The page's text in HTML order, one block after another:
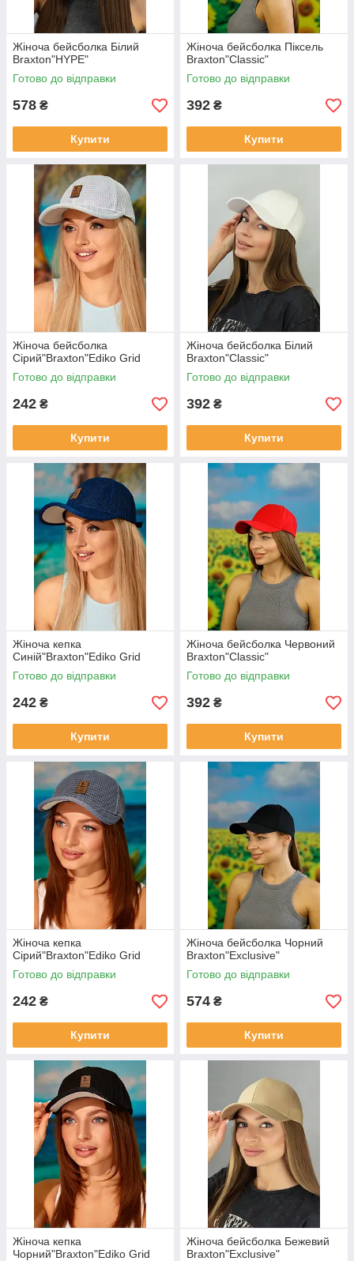
Жіноча бейсболка Білий
Braxton"HYPE"
Готово до відправки
578 ₴
Купити
Жіноча бейсболка Піксель
Braxton"Classic"
Готово до відправки
392 ₴
Купити
Жіноча бейсболка
Сірий"Braxton"Ediko Grid
Готово до відправки
242 ₴
Купити
Жіноча бейсболка Білий
Braxton"Classic"
Готово до відправки
392 ₴
Купити
Жіноча кепка
Синій"Braxton"Ediko Grid
Готово до відправки
242 ₴
Купити
Жіноча бейсболка Червоний
Braxton"Classic"
Готово до відправки
392 ₴
Купити
Жіноча кепка
Сірий"Braxton"Ediko Grid
Готово до відправки
242 ₴
Купити
Жіноча бейсболка Чорний
Braxton"Exclusive"
Готово до відправки
574 ₴
Купити
Жіноча кепка
Чорний"Braxton"Ediko Grid
Жіноча бейсболка Бежевий
Braxton"Exclusive"